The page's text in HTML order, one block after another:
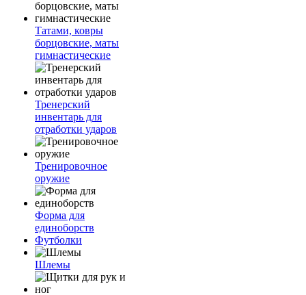
Татами, ковры
борцовские, маты
гимнастические
Тренерский
инвентарь для
отработки ударов
Тренировочное
оружие
Форма для
единоборств
Футболки
Шлемы